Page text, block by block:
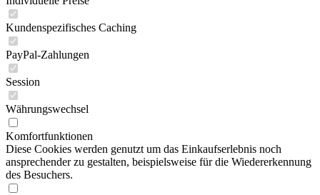
Kundenspezifisches Caching
PayPal-Zahlungen
Session
Währungswechsel
Komfortfunktionen
Diese Cookies werden genutzt um das Einkaufserlebnis noch
ansprechender zu gestalten, beispielsweise für die Wiedererkennung
des Besuchers.